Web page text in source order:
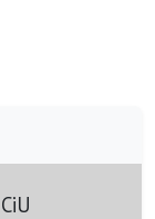
CiU